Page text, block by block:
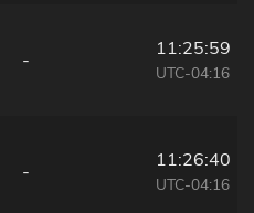
-
11:25:59
UTC-04:16
-
11:26:40
UTC-04:16